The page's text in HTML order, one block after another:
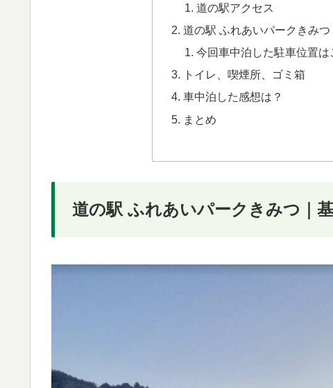
道の駅アクセス
道の駅 ふれあいパークきみ
今回車中泊した駐車位置
トイレ、喫煙所、ゴミ箱
車中泊した感想は？
まとめ
道の駅 ふれあいパークきみつ｜